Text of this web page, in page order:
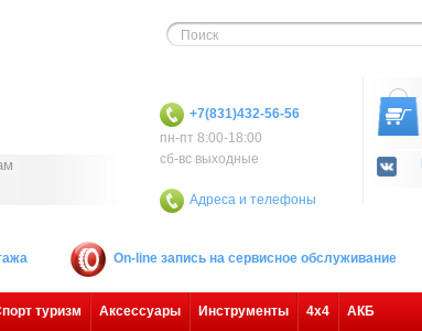
+7(831)432-56-56
пн-пт 8:00-18:00
сб-вс выходные
Адреса и телефоны
On-line запись на сервисное обслуживание
туризм Аксессуары Инструменты 4х4 АКБ